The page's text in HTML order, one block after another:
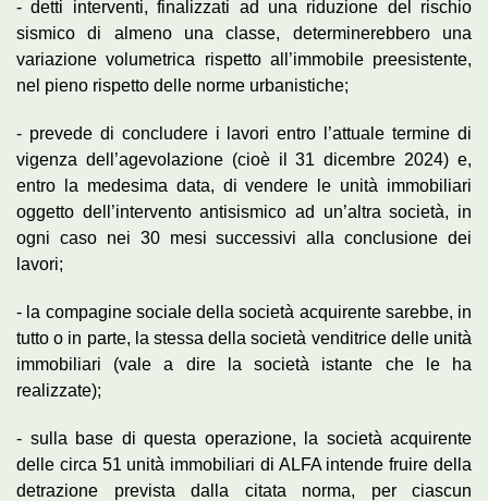
-­ detti interventi, finalizzati ad una riduzione del rischio
sismico di almeno una classe, determinerebbero una
variazione volumetrica rispetto all’immobile preesistente,
nel pieno rispetto delle norme urbanistiche;
-­ prevede di concludere i lavori entro l’attuale termine di
vigenza dell’agevolazione (cioè il 31 dicembre 2024) e,
entro la medesima data, di vendere le unità immobiliari
oggetto dell’intervento antisismico ad un’altra società, in
ogni caso nei 30 mesi successivi alla conclusione dei
lavori;
-­ la compagine sociale della società acquirente sarebbe, in
tutto o in parte, la stessa della società venditrice delle unità
immobiliari (vale a dire la società istante che le ha
realizzate);
-­ sulla base di questa operazione, la società acquirente
delle circa 51 unità immobiliari di ALFA intende fruire della
detrazione prevista dalla citata norma, per ciascun